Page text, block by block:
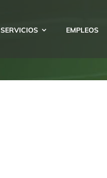
SERVICIOS EMPLEOS